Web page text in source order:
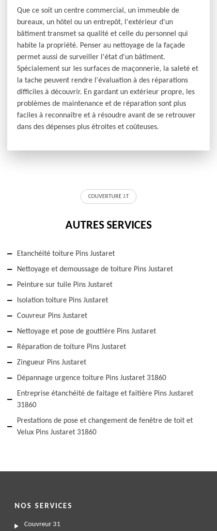
Que ce soit un centre commercial, un immeuble de
bureaux, un hôtel ou un entrepôt, l'extérieur d'un
bâtiment transmet sa qualité et celle du personnel qui
habite la propriété. Penser au nettoyage de la façade
permet aussi de surveiller l'état d'un bâtiment.
Spécialement sur les surfaces de maçonnerie, la saleté et
la tache peuvent rendre l'évaluation à des réparations
difficiles à découvrir. En gardant un extérieur propre, les
problèmes de maintenance et de réparation sont plus
faciles à reconnaître et à résoudre avant de se retrouver
dans des dépenses plus étroites et coûteuses.
COUVERTURE J.T
AUTRES SERVICES
Etanchéité toiture Pins Justaret
Nettoyage et demoussage de toiture Pins Justaret
Peinture sur tuile Pins Justaret
Isolation toiture Pins Justaret
Couvreur Pins Justaret
Nettoyage et pose de gouttière Pins Justaret
Réparation de toiture Pins Justaret
Zingueur Pins Justaret
Dépannage urgence toiture Pins Justaret 31860
Entreprise étanchéité de faitage et faitière Pins Justaret
31860
Prestations de pose et changement de fenêtre de toit et
Velux Pins Justaret 31860
NOS SERVICES
Couvreur 31